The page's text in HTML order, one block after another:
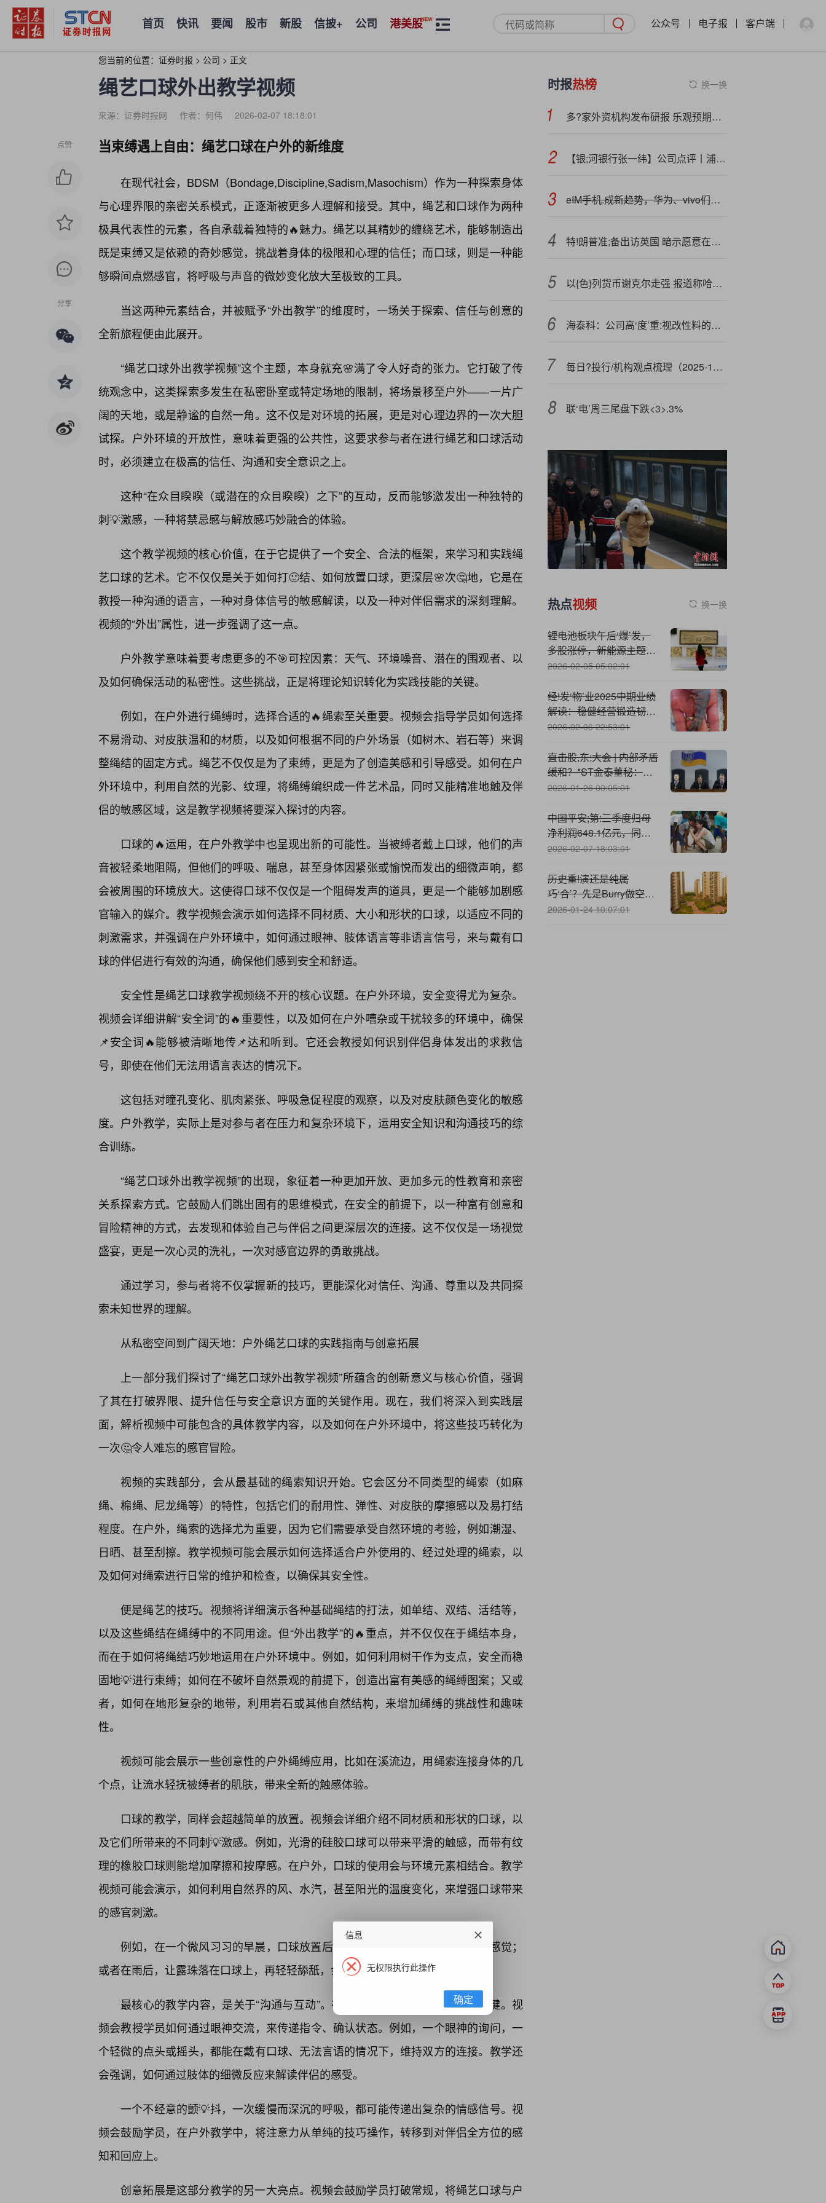
首页 快讯 要闻 股市 新股 信披+ 公司 港美股 公众号 电子报 客户端
您当前的位置： 证券时报 > 公司 > 正文
绳艺口球外出教学视频
来源：证券时报网 作者：何伟 2026-02-07 18:18:01
点赞
分享
当束缚遇上自由：绳艺口球在户外的新维度
在现代社会，BDSM（Bondage,Discipline,Sadism,Masochism）作为一种探索身体
与心理界限的亲密关系模式，正逐渐被更多人理解和接受。其中，绳艺和口球作为两种
极具代表性的元素，各自承载着独特的🔥魅力。绳艺以其精妙的缠绕艺术，能够制造出
既是束缚又是依赖的奇妙感觉，挑战着身体的极限和心理的信任；而口球，则是一种能
够瞬间点燃感官，将呼吸与声音的微妙变化放大至极致的工具。
当这两种元素结合，并被赋予“外出教学”的维度时，一场关于探索、信任与创意的
全新旅程便由此展开。
“绳艺口球外出教学视频”这个主题，本身就充🌸满了令人好奇的张力。它打破了传
统观念中，这类探索多发生在私密卧室或特定场地的限制，将场景移至户外——一片广
阔的天地，或是静谧的自然一角。这不仅是对环境的拓展，更是对心理边界的一次大胆
试探。户外环境的开放性，意味着更强的公共性，这要求参与者在进行绳艺和口球活动
时，必须建立在极高的信任、沟通和安全意识之上。
这种“在众目睽睽（或潜在的众目睽睽）之下”的互动，反而能够激发出一种独特的
刺💡激感，一种将禁忌感与解放感巧妙融合的体验。
这个教学视频的核心价值，在于它提供了一个安全、合法的框架，来学习和实践绳
艺口球的艺术。它不仅仅是关于如何打🙂结、如何放置口球，更深层🌸次🤔地，它是在
教授一种沟通的语言，一种对身体信号的敏感解读，以及一种对伴侣需求的深刻理解。
视频的“外出”属性，进一步强调了这一点。
户外教学意味着要考虑更多的不🎯可控因素：天气、环境噪音、潜在的围观者、以
及如何确保活动的私密性。这些挑战，正是将理论知识转化为实践技能的关键。
例如，在户外进行绳缚时，选择合适的🔥绳索至关重要。视频会指导学员如何选择
不易滑动、对皮肤温和的材质，以及如何根据不同的户外场景（如树木、岩石等）来调
整绳结的固定方式。绳艺不仅仅是为了束缚，更是为了创造美感和引导感受。如何在户
外环境中，利用自然的光影、纹理，将绳缚编织成一件艺术品，同时又能精准地触及伴
侣的敏感区域，这是教学视频将要深入探讨的内容。
口球的🔥运用，在户外教学中也呈现出新的可能性。当被缚者戴上口球，他们的声
音被轻柔地阻隔，但他们的呼吸、喘息，甚至身体因紧张或愉悦而发出的细微声响，都
会被周围的环境放大。这使得口球不仅仅是一个阻碍发声的道具，更是一个能够加剧感
官输入的媒介。教学视频会演示如何选择不同材质、大小和形状的口球，以适应不同的
刺激需求，并强调在户外环境中，如何通过眼神、肢体语言等非语言信号，来与戴有口
球的伴侣进行有效的沟通，确保他们感到安全和舒适。
安全性是绳艺口球教学视频绕不开的核心议题。在户外环境，安全变得尤为复杂。
视频会详细讲解“安全词”的🔥重要性，以及如何在户外嘈杂或干扰较多的环境中，确保
📌安全词🔥能够被清晰地传📌达和听到。它还会教授如何识别伴侣身体发出的求救信
号，即使在他们无法用语言表达的情况下。
这包括对瞳孔变化、肌肉紧张、呼吸急促程度的观察，以及对皮肤颜色变化的敏感
度。户外教学，实际上是对参与者在压力和复杂环境下，运用安全知识和沟通技巧的综
合训练。
“绳艺口球外出教学视频”的出现，象征着一种更加开放、更加多元的性教育和亲密
关系探索方式。它鼓励人们跳出固有的思维模式，在安全的前提下，以一种富有创意和
冒险精神的方式，去发现和体验自己与伴侣之间更深层次的连接。这不仅仅是一场视觉
盛宴，更是一次心灵的洗礼，一次对感官边界的勇敢挑战。
通过学习，参与者将不仅掌握新的技巧，更能深化对信任、沟通、尊重以及共同探
索未知世界的理解。
从私密空间到广阔天地：户外绳艺口球的实践指南与创意拓展
上一部分我们探讨了“绳艺口球外出教学视频”所蕴含的创新意义与核心价值，强调
了其在打破界限、提升信任与安全意识方面的关键作用。现在，我们将深入到实践层
面，解析视频中可能包含的具体教学内容，以及如何在户外环境中，将这些技巧转化为
一次🤔令人难忘的感官冒险。
视频的实践部分，会从最基础的绳索知识开始。它会区分不同类型的绳索（如麻
绳、棉绳、尼龙绳等）的特性，包括它们的耐用性、弹性、对皮肤的摩擦感以及易打结
程度。在户外，绳索的选择尤为重要，因为它们需要承受自然环境的考验，例如潮湿、
日晒、甚至刮擦。教学视频可能会展示如何选择适合户外使用的、经过处理的绳索，以
及如何对绳索进行日常的维护和检查，以确保其安全性。
便是绳艺的技巧。视频将详细演示各种基础绳结的打法，如单结、双结、活结等，
以及这些绳结在绳缚中的不同用途。但“外出教学”的🔥重点，并不仅仅在于绳结本身，
而在于如何将绳结巧妙地运用在户外环境中。例如，如何利用树干作为支点，安全而稳
固地💡进行束缚；如何在不破坏自然景观的前提下，创造出富有美感的绳缚图案；又或
者，如何在地形复杂的地带，利用岩石或其他自然结构，来增加绳缚的挑战性和趣味
性。
视频可能会展示一些创意性的户外绳缚应用，比如在溪流边，用绳索连接身体的几
个点，让流水轻抚被缚者的肌肤，带来全新的触感体验。
口球的教学，同样会超越简单的放置。视频会详细介绍不同材质和形状的口球，以
及它们所带来的不同刺💡激感。例如，光滑的硅胶口球可以带来平滑的触感，而带有纹
理的橡胶口球则能增加摩擦和按摩感。在户外，口球的使用会与环境元素相结合。教学
视频可能会演示，如何利用自然界的风、水汽，甚至阳光的温度变化，来增强口球带来
的感官刺激。
例如，在一个微风习习的早晨，口球放置后，微风吹过，会带来一种酥麻的感觉；
或者在雨后，让露珠落在口球上，再轻轻舔舐，会带来清凉而独特的味觉体验。
最核心的教学内容，是关于“沟通与互动”。在户外，非语言沟通变得尤为关键。视
频会教授学员如何通过眼神交流，来传递指令、确认状态。例如，一个眼神的询问，一
个轻微的点头或摇头，都能在戴有口球、无法言语的情况下，维持双方的连接。教学还
会强调，如何通过肢体的细微反应来解读伴侣的感受。
一个不经意的颤💡抖，一次缓慢而深沉的呼吸，都可能传递出复杂的情感信号。视
频会鼓励学员，在户外教学中，将注意力从单纯的技巧操作，转移到对伴侣全方位的感
知和回应上。
创意拓展是这部分教学的另一大亮点。视频会鼓励学员打破常规，将绳艺口球与户
时报热榜 换一换
多?家外资机构发布研报 乐观预期A股估值空间
【银;河银行张一纬】公司点评丨浦发银行 ：息差降幅收窄，结构调优，资本增厚
eIM手机.成新趋势，华为、vivo们的路径分野
特!朗普准;备出访英国 暗示愿意在贸易方面做出让步
以{色}列货币谢克尔走强 报道称哈马斯开始释放人质
海泰科：公司高‘度’重:视改性料的销售工作
每日?投行/机构观点梳理（2025-10-22）
联‘电’周三尾盘下跌<3>.3%
热点视频 换一换
锂电池板块午后‘爆’发，
多股涨停，新能源主题
ETF大涨超2%
2026-02-05 05:02:01
经!发‘物’业2025中期业绩
解读：稳健经营锻造韧性
增长
2026-02-06 22:53:01
直击股,东;大会 | 内部矛盾
缓和？*ST金泰董秘：已
加强与股东的沟通，正积
2026-01-26 00:05:01
中国平安;第:三季度归母
净利润648.1亿元，同比
增长45.4%
2026-02-07 18:03:01
历史重!演还是纯属
巧‘合’？先是Burry做空，
后是德银对冲，“大空头
2026-01-24 10:07:01
信息
无权限执行此操作
确定